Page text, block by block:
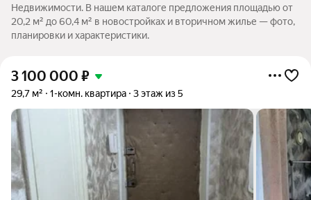
Недвижимости. В нашем каталоге предложения площадью от
20,2 м² до 60,4 м² в новостройках и вторичном жилье — фото,
планировки и характеристики.
3 100 000 ₽
29,7 м² 1-комн. квартира 3 этаж из 5